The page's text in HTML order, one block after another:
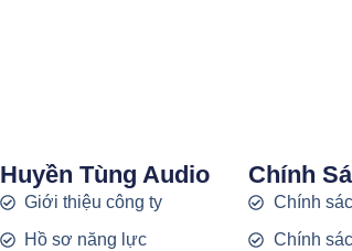
Huyền Tùng Audio
Giới thiệu công ty
Hồ sơ năng lực
Chính
Chính
Chính